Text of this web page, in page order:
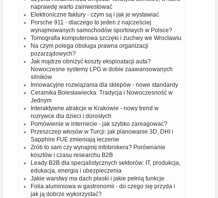
naprawdę warto zainwestować
Elektroniczne faktury - czym są i jak je wystawiać
Porsche 911 - dlaczego to jeden z najcześciej
wynajmowanych samochodów sportowych w Polsce?
Tomografia komputerowa szczęki i żuchwy we Wrocławiu
Na czym polega obsługa prawna organizacji
pozarządowych?
Jak mądrze obniżyć koszty eksploatacji auta?
Nowoczesne systemy LPG w dobie zaawansowanych
silników
Innowacyjne rozwiązania dla sklepów - nowe standardy
Ceramika Bolesławiecka: Tradycja i Nowoczesność w
Jednym
Interaktywne atrakcje w Krakowie - nowy trend w
rozrywce dla dzieci i dorosłych
Pomówienie w internecie - jak szybko zareagować?
Przeszczep włosów w Turcji: jak planowanie 3D, DHI i
Sapphire FUE zmieniają leczenie
Zrób to sam czy wynajmij infobrokera? Porównanie
kosztów i czasu researchu B2B
Leady B2B dla specjalistycznych sektorów: IT, produkcja,
edukacja, energia i ubezpieczenia
Jakie warstwy ma dach płaski i jakie pełnią funkcje
Folia aluminiowa w gastronomii - do czego się przyda i
jak ją dobrze wykorzystać?